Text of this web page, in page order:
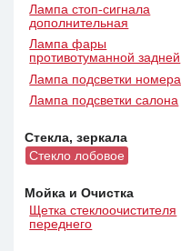
Лампа стоп-сигнала
дополнительная
Лампа фары
противотуманной задней
Лампа подсветки номера
Лампа подсветки салона
Стекла, зеркала
Стекло лобовое
Мойка и Очистка
Щетка стеклоочистителя
переднего